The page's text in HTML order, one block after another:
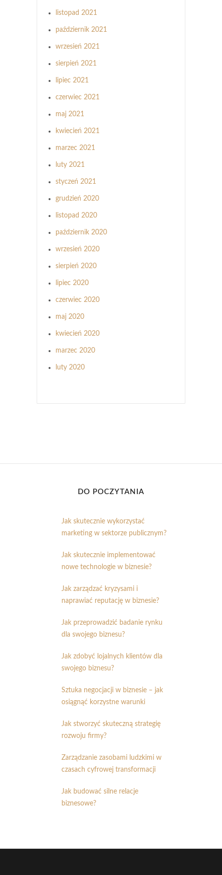
listopad 2021
październik 2021
wrzesień 2021
sierpień 2021
lipiec 2021
czerwiec 2021
maj 2021
kwiecień 2021
marzec 2021
luty 2021
styczeń 2021
grudzień 2020
listopad 2020
październik 2020
wrzesień 2020
sierpień 2020
lipiec 2020
czerwiec 2020
maj 2020
kwiecień 2020
marzec 2020
luty 2020
DO POCZYTANIA
Jak skutecznie wykorzystać
marketing w sektorze publicznym?
Jak skutecznie implementować
nowe technologie w biznesie?
Jak zarządzać kryzysami i
naprawiać reputację w biznesie?
Jak przeprowadzić badanie rynku
dla swojego biznesu?
Jak zdobyć lojalnych klientów dla
swojego biznesu?
Sztuka negocjacji w biznesie – jak
osiągnąć korzystne warunki
Jak stworzyć skuteczną strategię
rozwoju firmy?
Zarządzanie zasobami ludzkimi w
czasach cyfrowej transformacji
Jak budować silne relacje
biznesowe?